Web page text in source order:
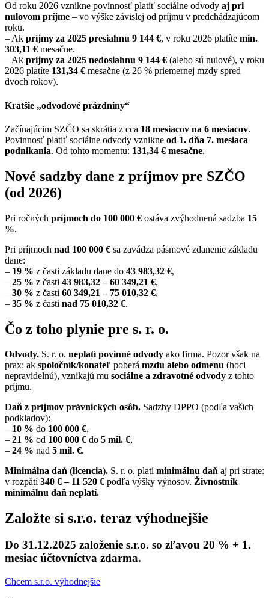
Od roku 2026 vznikne povinnosť platiť sociálne odvody aj pri
nulovom príjme – vo výške závislej od príjmu v predchádzajúcom
roku.
– Ak príjmy za 2025 presiahnu 9 144 €, v roku 2026 platíte min.
303,11 € mesačne.
– Ak príjmy za 2025 nedosiahnu 9 144 € (alebo sú nulové), v roku
2026 platíte 131,34 € mesačne (z 26 % priemernej mzdy spred
dvoch rokov).
Kratšie „odvodové prázdniny“
Začínajúcim SZČO sa skrátia z cca 18 mesiacov na 6 mesiacov.
Povinnosť platiť sociálne odvody vznikne od 1. dňa 7. mesiaca
podnikania. Od tohto momentu: 131,34 € mesačne.
Nové sadzby dane z príjmov pre SZČO
(od 2026)
Pri ročných príjmoch do 100 000 € ostáva zvýhodnená sadzba 15
%.
Pri príjmoch nad 100 000 € sa zavádza pásmové zdanenie základu
dane:
– 19 % z časti základu dane do 43 983,32 €,
– 25 % z časti 43 983,32 – 60 349,21 €,
– 30 % z časti 60 349,21 – 75 010,32 €,
– 35 % z časti nad 75 010,32 €.
Čo z toho plynie pre s. r. o.
Odvody. S. r. o. neplatí povinné odvody ako firma. Pozor však na
prax: ak spoločník/konateľ poberá mzdu alebo odmenu (hoci
nepravidelnú), vznikajú mu sociálne a zdravotné odvody z tohto
príjmu.
Daň z príjmov právnických osôb. Sadzby DPPO (podľa vašich
podkladov):
– 10 % do 100 000 €,
– 21 % od 100 000 € do 5 mil. €,
– 24 % nad 5 mil. €.
Minimálna daň (licencia). S. r. o. platí minimálnu daň aj pri strate:
v rozpätí 340 € – 11 520 € podľa výšky výnosov. Živnostník
minimálnu daň neplatí.
Založte si s.r.o. teraz výhodnejšie
Do 31.12.2025 založenie s.r.o. so zľavou 20 % + 1.
mesiac účtovníctva zdarma.
Chcem s.r.o. výhodnejšie